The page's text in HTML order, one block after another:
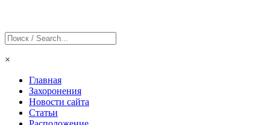
×
Главная
Захоронения
Новости сайта
Статьи